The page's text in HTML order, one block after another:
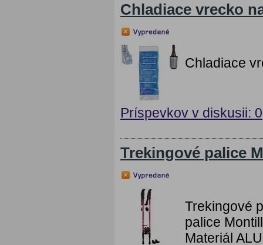
Chladiace vrecko
Chladiace
Príspevkov v diskusii: 0
Trekingové palice
Trekingové
palice
Materiál